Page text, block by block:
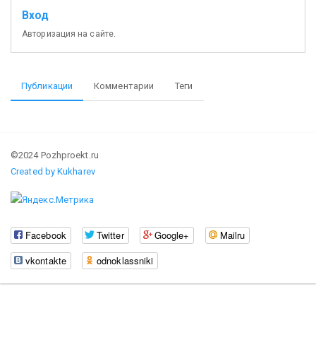
Вход
Авторизация на сайте.
Публикации Комментарии Теги
©2024 Pozhproekt.ru
Created by Kukharev
Facebook Twitter Google+
Mailru
vkontakte
odnoklassniki